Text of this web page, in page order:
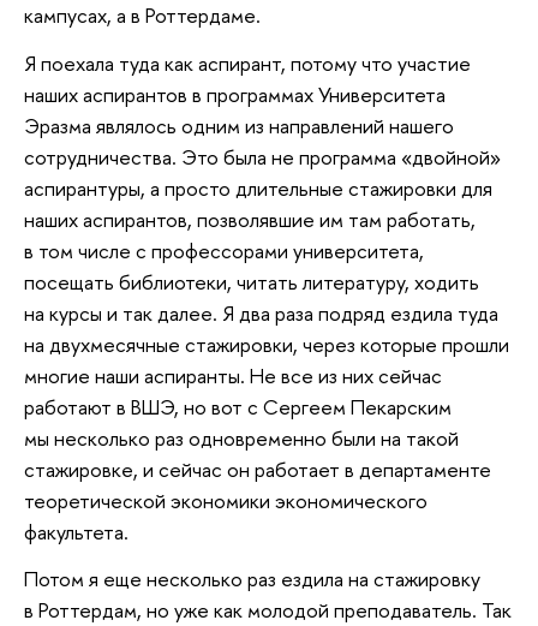
кампусах, а в Роттердаме.
Я поехала туда как аспирант, потому что участие
наших аспирантов в программах Университета
Эразма являлось одним из направлений нашего
сотрудничества. Это была не программа «двойной»
аспирантуры, а просто длительные стажировки для
наших аспирантов, позволявшие им там работать,
в том числе с профессорами университета,
посещать библиотеки, читать литературу, ходить
на курсы и так далее. Я два раза подряд ездила туда
на двухмесячные стажировки, через которые прошли
многие наши аспиранты. Не все из них сейчас
работают в ВШЭ, но вот с Сергеем Пекарским
мы несколько раз одновременно были на такой
стажировке, и сейчас он работает в департаменте
теоретической экономики экономического
факультета.
Потом я еще несколько раз ездила на стажировку
в Роттердам, но уже как молодой преподаватель. Так